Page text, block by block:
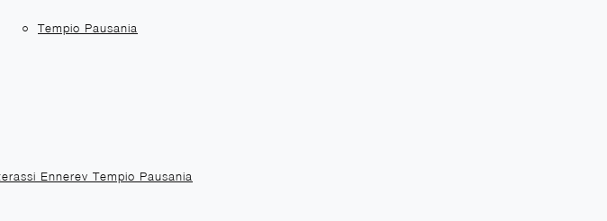
Tempio Pausania
Ennerev Tempio Pausania